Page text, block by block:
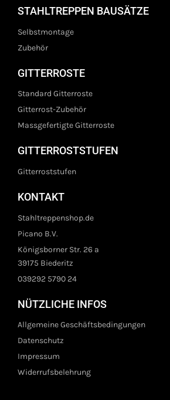
STAHLTREPPEN BAUSÄTZE
Selbstmontage
Zubehör
GITTERROSTE
Standard Gitterroste
Gitterrost-Zubehör
Massgefertigte Gitterroste
GITTERROSTSTUFEN
Gitterroststufen
KONTAKT
Stahltreppenshop.de
Picano B.V.
Königsborner Str. 26 a
39175 Biederitz
039292 5790 24
NÜTZLICHE INFOS
Allgemeine Geschäftsbedingungen
Datenschutz
Impressum
Widerrufsbelehrung